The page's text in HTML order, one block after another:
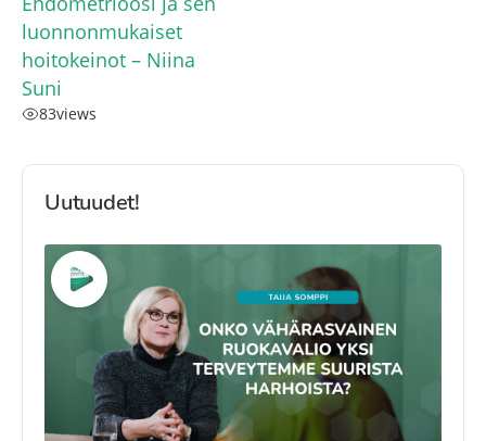
luonnonmukaiset
hoitokeinot – Niina
Suni
83views
Uutuudet!